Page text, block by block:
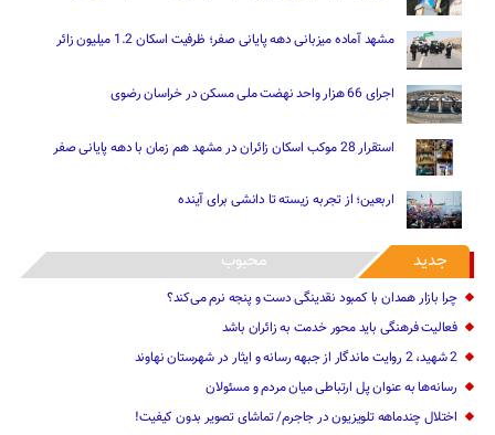
مشهد آماده میزبانی دهه پایانی صفر؛ ظرفیت اسکان 1.2 میلیون زائر
اجرای 66 هزار واحد نهضت ملی مسکن در خراسان رضوی
استقرار 28 موکب اسکان زائران در مشهد هم زمان با دهه پایانی صفر
اربعین؛ از تجربه زیسته تا دانشی برای آینده
جدید محبوب
چرا بازار همدان با کمبود نقدینگی دست و پنجه نرم می‌کند؟
فعالیت فرهنگی باید محور خدمت به زائران باشد
2 شهید، 2 روایت ماندگار از جبهه رسانه و ایثار در شهرستان نهاوند
رسانه‌ها به عنوان پل ارتباطی میان مردم و مسئولان
اختلال چندماهه تلویزیون در جاجرم/ تماشای تصویر بدون کیفیت!